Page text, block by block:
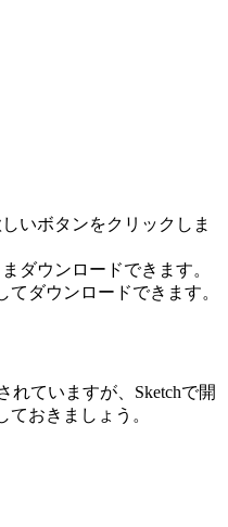
いボタンをクリックしま
ダウンロードできます。
ダウンロードできます。
れていますが、Sketchで開
ておきましょう。